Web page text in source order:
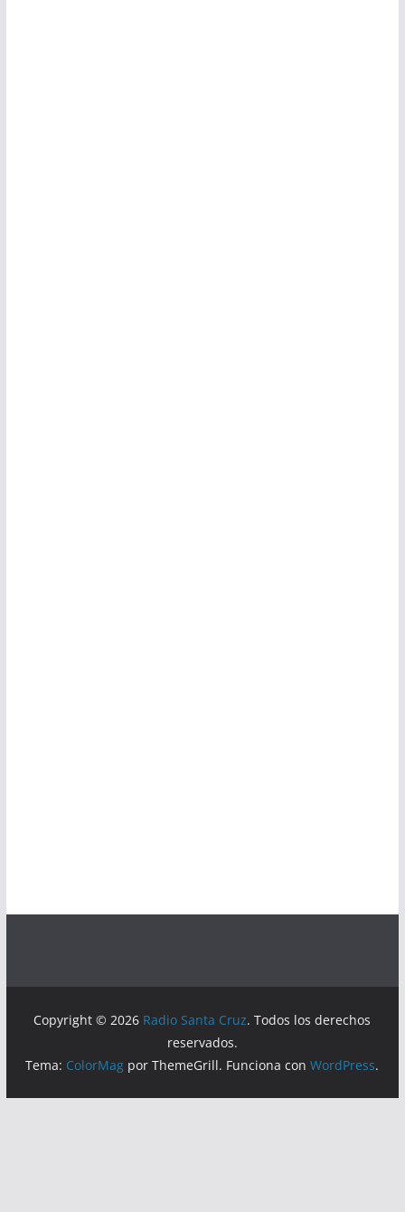
Copyright © 2026 Radio Santa Cruz. Todos los derechos
reservados.
Tema: ColorMag por ThemeGrill. Funciona conWordPress.